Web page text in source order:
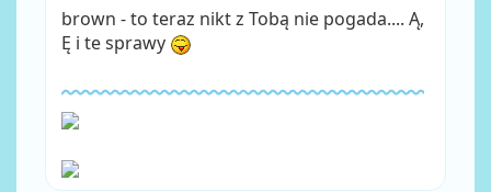
brown - to teraz nikt z Tobą nie pogada.... Ą,
Ę i te sprawy